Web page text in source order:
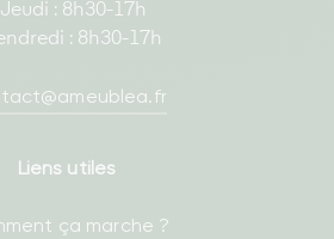
: 8h30-17h
: 8h30-17h
Liens utiles
ça marche ?